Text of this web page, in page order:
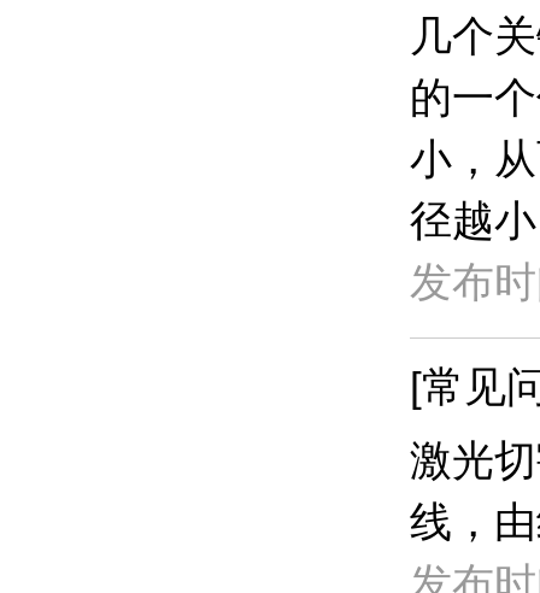
几个
的一
小，
径越
发布
[常见
激光
线，
发布